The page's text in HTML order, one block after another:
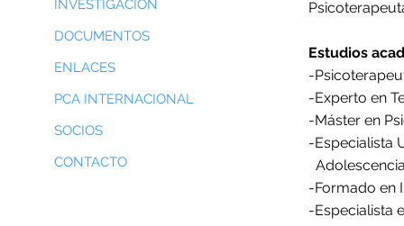
INVESTIGACIÓN
DOCUMENTOS
ENLACES
PCA INTERNACIONAL
SOCIOS
CONTACTO
Estudios
-
-Experto en
-Máster en
-Especialista
-Formado en
-Especialista